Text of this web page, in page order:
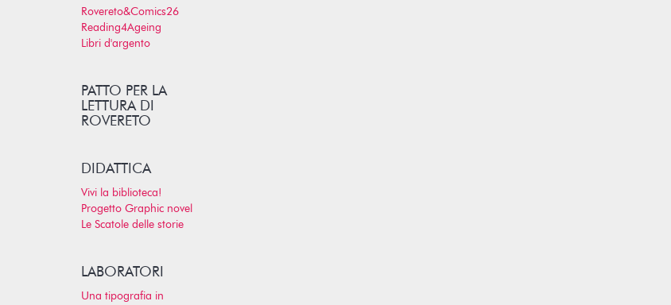
Rovereto&Comics26
Reading4Ageing
Libri d'argento
PATTO PER LA
LETTURA DI
ROVERETO
DIDATTICA
Vivi la biblioteca!
Progetto Graphic novel
Le Scatole delle storie
LABORATORI
Una tipografia in